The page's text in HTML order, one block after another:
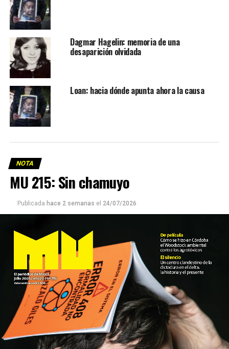
Dagmar Hagelin: memoria de una
desaparición olvidada
Loan: hacia dónde apunta ahora la causa
NOTA
MU 215: Sin chamuyo
Publicada hace 2 semanas el 24/07/2026